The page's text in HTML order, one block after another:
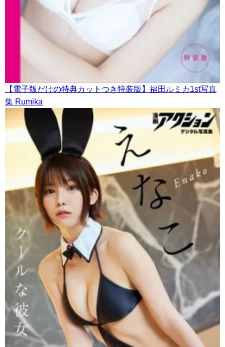
【電子版だけの特典カットつき特装版】福田ルミカ1st写真
集 Rumika